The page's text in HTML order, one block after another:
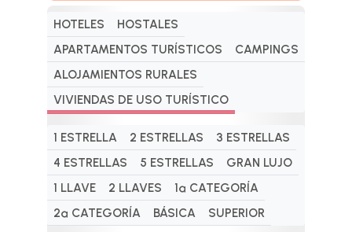
HOTELES
HOSTALES
APARTAMENTOS TURÍSTICOS
CAMPINGS
ALOJAMIENTOS RURALES
VIVIENDAS DE USO TURÍSTICO
1 ESTRELLA 2 ESTRELLAS
3 ESTRELLAS
4 ESTRELLAS
5 ESTRELLAS
GRAN LUJO
1 LLAVE
2 LLAVES
1ª CATEGORÍA
2ª CATEGORÍA
BÁSICA SUPERIOR